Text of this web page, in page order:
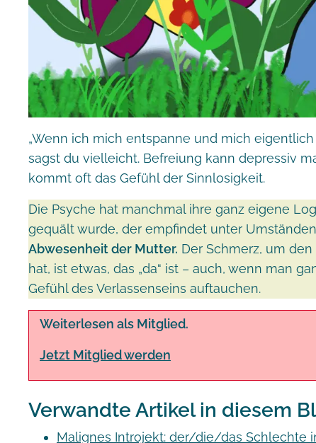
„Wenn ich mich entspanne und mich
sagst du vielleicht. Befreiung kann depressiv
kommt oft das Gefühl der Sinnlosigkeit.
Die Psyche hat manchmal ihre ganz eigene
gequält wurde, der empfindet unter
Abwesenheit der Mutter. Der Schmerz, um
hat, ist etwas, das „da“ ist – auch, wenn man
Gefühl des Verlassenseins auftauchen.
Weiterlesen als Mitglied.
Jetzt Mitglied werden
Verwandte Artikel in diesem
Malignes Introjekt: der/die/das Schlechte